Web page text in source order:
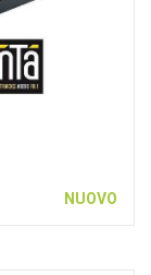
NUOVO